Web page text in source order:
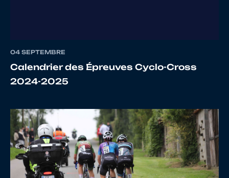
15 10068526440
16 10069769050 DENEF Florian
04 SEPTEMBRE
Calendrier des Épreuves Cyclo-Cross
2024-2025